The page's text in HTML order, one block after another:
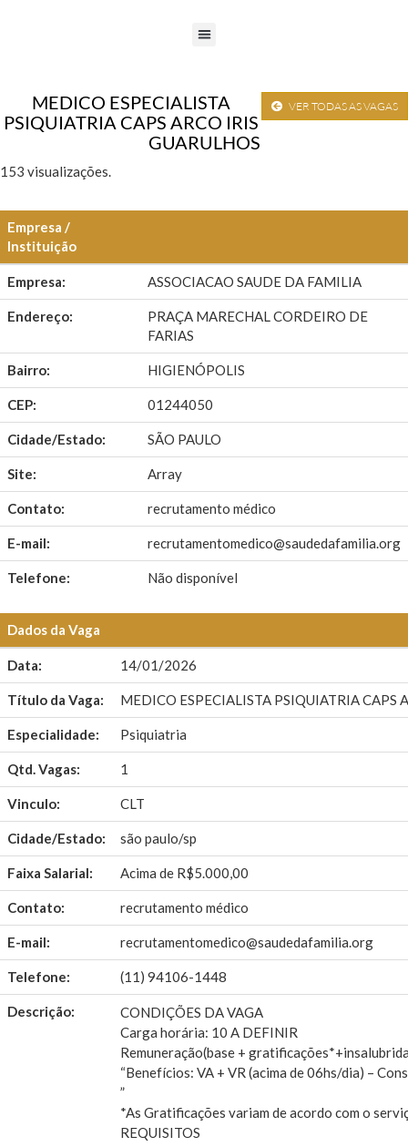
VER TODAS AS VAGAS
MEDICO ESPECIALISTA
PSIQUIATRIA CAPS ARCO IRIS
GUARULHOS
153 visualizações.
Empresa /
Instituição
Empresa: ASSOCIACAO SAUDE DA FAMILIA
Endereço:
PRAÇA MARECHAL CORDEIRO DE
FARIAS
Bairro: HIGIENÓPOLIS
CEP: 01244050
Cidade/Estado: SÃO PAULO
Site: Array
Contato: recrutamento médico
E-mail: recrutamentomedico@saudedafamilia.org
Telefone: Não disponível
Dados da Vaga
Data: 14/01/2026
Título da Vaga: MEDICO ESPECIALISTA PSIQUIATRIA CAPS
Especialidade: Psiquiatria
Qtd. Vagas: 1
Vinculo: CLT
Cidade/Estado: são paulo/sp
Faixa Salarial: Acima de R$5.000,00
Contato: recrutamento médico
E-mail: recrutamentomedico@saudedafamilia.org
Telefone: (11) 94106-1448
Descrição:
CONDIÇÕES DA VAGA
Carga horária: 10 A DEFINIR
Remuneração(base +
“Benefícios: VA + VR (acima de 06hs/dia) –
”
*As Gratificações variam de acordo com o
REQUISITOS